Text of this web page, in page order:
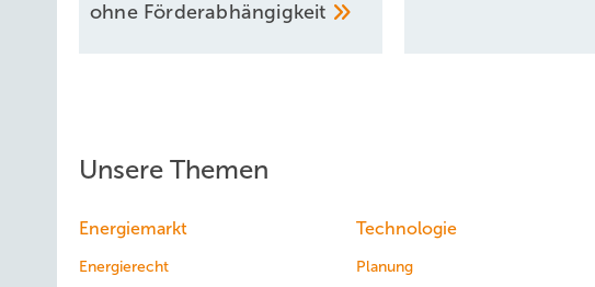
ohne Förderabhängigkeit
Unsere Themen
Energiemarkt
Energierecht
Technologie
Planung